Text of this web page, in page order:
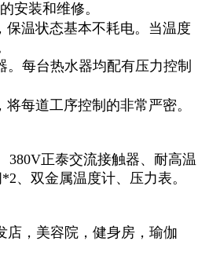
安装和维修。
温状态基本不耗电。当温度
。每台热水器均配有压力控制
每道工序控制的非常严密。
380V正泰交流接触器、耐高温
、双金属温度计、压力表。
，美容院，健身房， 瑜伽